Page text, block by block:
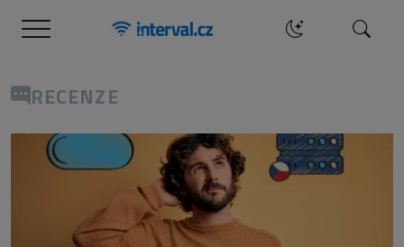
Menu Hledat
RECENZE